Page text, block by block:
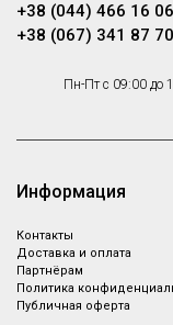
+38 (044) 466 16 06
+38 (067) 341 87 70
Пн-Пт с 09:00 до
Информация
Контакты
Доставка и оплата
Партнёрам
Политика
Публичная оферта